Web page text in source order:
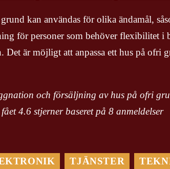
kan användas för olika ändamål,
för personer som behöver flexibilitet i
Det är möjligt att anpassa ett hus på ofri
och försäljning av hus på ofri
4.6 stjerner baseret på 8 anmeldelser
TJÄNSTER